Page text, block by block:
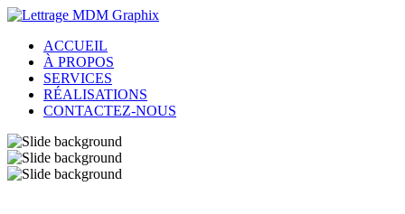
ACCUEIL
À PROPOS
SERVICES
RÉALISATIONS
CONTACTEZ-NOUS